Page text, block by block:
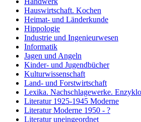
Hauswirtschaft. Kochen
Heimat- und Länderkunde
Hippologie
Industrie und Ingenieurwesen
Informatik
Jagen und Angeln
Kinder- und Jugendbücher
Kulturwissenschaft
Land- und Forstwirtschaft
Lexika. Nachschlagewerke.
Literatur 1925-1945 Moderne
Literatur Moderne 1950 - ?
Literatur uneingeordnet